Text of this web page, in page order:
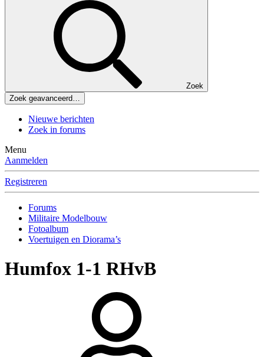
Zoek
Zoek geavanceerd…
Nieuwe berichten
Zoek in forums
Menu
Aanmelden
Registreren
Forums
Militaire Modelbouw
Fotoalbum
Voertuigen en Diorama’s
Humfox 1-1 RHvB